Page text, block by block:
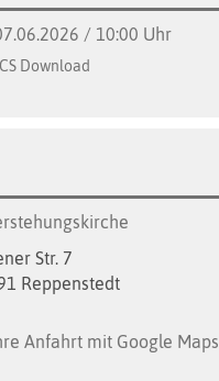
/ 10:00 Uhr
ICS Download
Str. 7
Reppenstedt
Anfahrt mit Google Maps